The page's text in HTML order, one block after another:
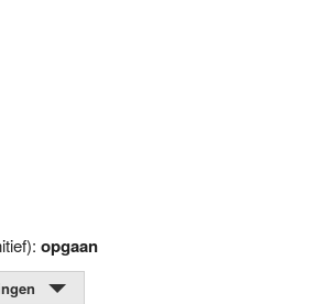
opgaan